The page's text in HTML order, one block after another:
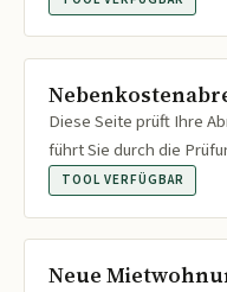
Diese Seite prüft Ihre
führt Sie durch die
TOOL VERFÜGBAR
Neue